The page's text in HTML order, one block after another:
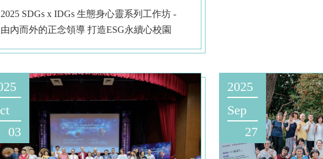
2025 SDGs x IDGs 生態身心靈系列工作坊 -
由內而外的正念領導 打造ESG永續心校園
03
2025
Sep
27